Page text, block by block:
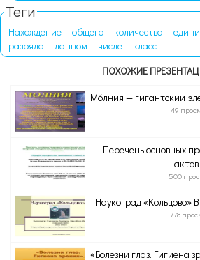
Теги
Нахождение общего количества
разряда
данном числе
класс
ПОХОЖИЕ
Мо́лния — гигантский
49
Перечень основных
500
Наукоград «Кольцово»
778
«Болезни глаз. Гигиена